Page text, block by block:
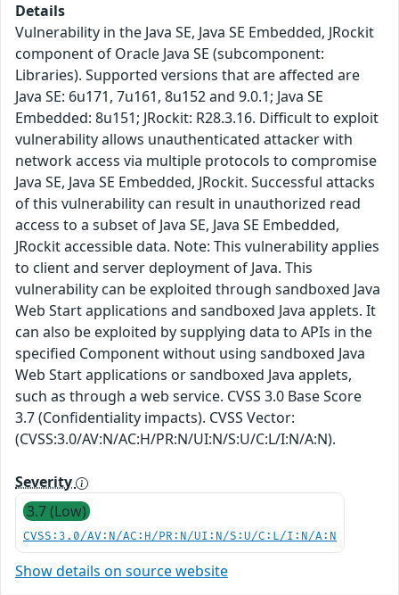
Details
Vulnerability in the Java SE, Java SE Embedded, JRockit
component of Oracle Java SE (subcomponent:
Libraries). Supported versions that are affected are
Java SE: 6u171, 7u161, 8u152 and 9.0.1; Java SE
Embedded: 8u151; JRockit: R28.3.16. Difficult to exploit
vulnerability allows unauthenticated attacker with
network access via multiple protocols to compromise
Java SE, Java SE Embedded, JRockit. Successful attacks
of this vulnerability can result in unauthorized read
access to a subset of Java SE, Java SE Embedded,
JRockit accessible data. Note: This vulnerability applies
to client and server deployment of Java. This
vulnerability can be exploited through sandboxed Java
Web Start applications and sandboxed Java applets. It
can also be exploited by supplying data to APIs in the
specified Component without using sandboxed Java
Web Start applications or sandboxed Java applets,
such as through a web service. CVSS 3.0 Base Score
3.7 (Confidentiality impacts). CVSS Vector:
(CVSS:3.0/AV:N/AC:H/PR:N/UI:N/S:U/C:L/I:N/A:N).
Severity
3.7 (Low)
CVSS:3.0/AV:N/AC:H/PR:N/UI:N/S:U/C:L/I:N/A:N
Show details on source website